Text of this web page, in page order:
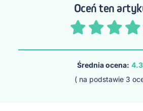
Oceń ten
Średnia ocena:
( na podstawie 3